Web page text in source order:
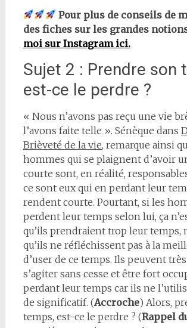
Pour plus de conseils de
des fiches sur les grandes
moi sur Instagram ici.
Sujet 2 : Prendre son
est-ce le perdre ?
« Nous n’avons pas reçu une vie
l’avons faite telle ». Sénèque dans
Brièveté de la vie, remarque ainsi
hommes qui se plaignent d’avoir
courte sont, en réalité,
ce sont eux qui en perdant leur
rendent courte. Pourtant, si les
perdent leur temps selon lui, ça
qu’ils prendraient trop leur temps,
qu’ils ne réfléchissent pas à la
d’user de ce temps. Ils peuvent
s’agiter sans cesse et être fort
perdant leur temps car ils ne
de significatif. (Accroche) Alors,
temps, est-ce le perdre ? (Rappel